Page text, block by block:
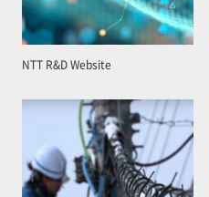
NTT R&D Website